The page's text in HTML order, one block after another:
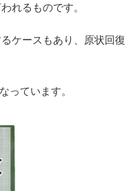
れるものです。
ケースもあり、原状回復
っています。